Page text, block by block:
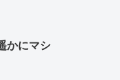
かにマシ